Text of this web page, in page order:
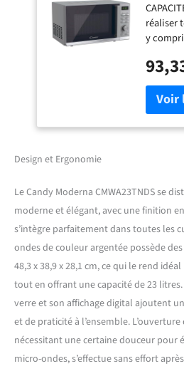
Menus
Verre,
réaliser
y
temps
plats
et
Express
votre
résultat
Design et Ergonomie
Le Candy Moderna CMWA23TNDS se
moderne et élégant, avec une finition
s’intègre parfaitement dans toutes les
ondes de couleur argentée possède
48,3 x 38,9 x 28,1 cm, ce qui le rend
tout en offrant une capacité de 23
verre et son affichage digital ajoutent
et de praticité à l’ensemble.
nécessitant une certaine douceur pour
micro-ondes, s’effectue sans effort